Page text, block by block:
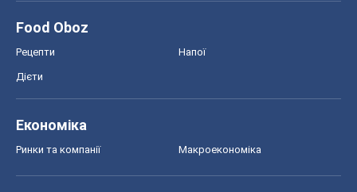
Food Oboz
Рецепти Напої
Дієти
Економіка
Ринки та компанії Макроекономіка